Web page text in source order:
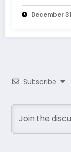
December
Subscribe